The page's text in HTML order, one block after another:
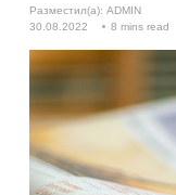
Разместил(а): ADMIN
30.08.2022
8 mins read